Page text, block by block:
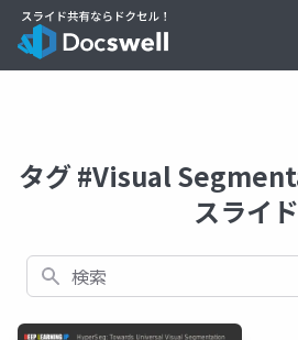
タグ #Visual
スライド
検索